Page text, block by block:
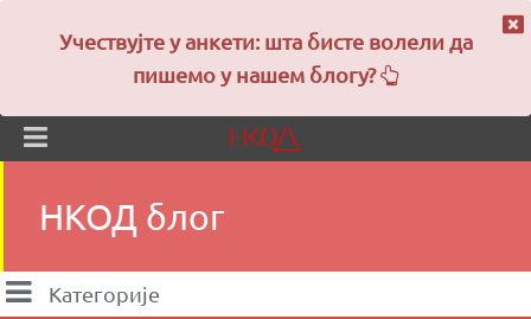
НКОД блог
Категорије
Учествујте у анкети: шта бисте волели да
пишемо у нашем блогу?